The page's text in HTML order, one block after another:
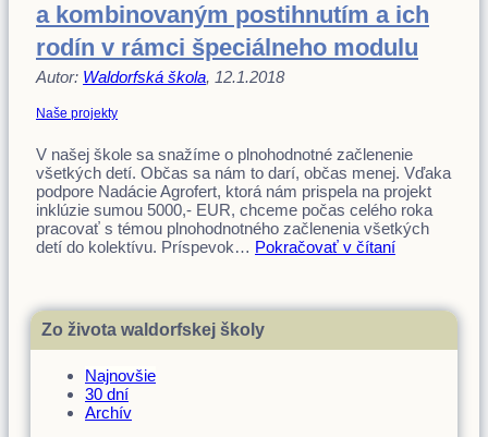
a kombinovaným postihnutím a ich
rodín v rámci špeciálneho modulu
Autor: Waldorfská škola, 12.1.2018
Naše projekty
V našej škole sa snažíme o plnohodnotné začlenenie
všetkých detí. Občas sa nám to darí, občas menej. Vďaka
podpore Nadácie Agrofert, ktorá nám prispela na projekt
inklúzie sumou 5000,- EUR, chceme počas celého roka
pracovať s témou plnohodnotného začlenenia všetkých
detí do kolektívu. Príspevok… Pokračovať v čítaní
Zo života waldorfskej školy
Najnovšie
30 dní
Archív